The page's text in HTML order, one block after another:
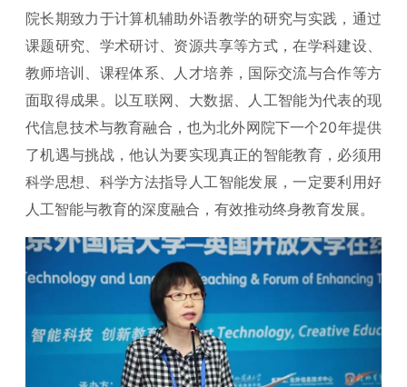
院长期致力于计算机辅助外语教学的研究与实践，通过
课题研究、学术研讨、资源共享等方式，在学科建设、
教师培训、课程体系、人才培养，国际交流与合作等方
面取得成果。以互联网、大数据、人工智能为代表的现
代信息技术与教育融合，也为北外网院下一个20年提供
了机遇与挑战，他认为要实现真正的智能教育，必须用
科学思想、科学方法指导人工智能发展，一定要利用好
人工智能与教育的深度融合，有效推动终身教育发展。